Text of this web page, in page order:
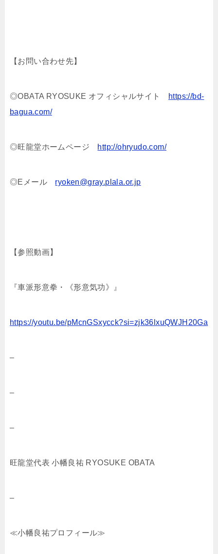
【お問い合わせ先】
◎OBATA RYOSUKE オフィシャルサイト
https://bd-
bagua.com/
◎旺龍堂ホームページ http://ohryudo.com/
◎Eメール ryoken@gray.plala.or.jp
【参照動画】
『車派形意拳・《形意気功》』
https://youtu.be/pMcnGSxycck?si=zjk36lxuQWJH20Ga
–
–
–
旺龍堂代表 小幡良祐 RYOSUKE OBATA
–
≪小幡良祐プロフィール≫